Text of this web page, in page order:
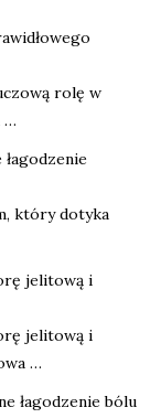
rolę w
…
który dotyka
jelitową i
jelitową i
…
łagodzenie bólu